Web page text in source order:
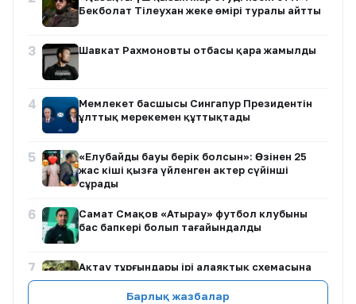
Бекболат Тілеухан жеке өмірі туралы айтты
3 Шавкат Рахмоновтың отбасы қара жамылды
4
Мемлекет басшысы Сингапур Президентін
ұлттық мерекемен құттықтады
5
«Елубайдың бауы берік болсын»: Өзінен 25
жас кіші қызға үйленген актер сүйінші
сұрады
6
Самат Смақов «Атырау» футбол клубының
бас бапкері болып тағайындалды
7
Ақтау тұрғындары ірі алаяқтық схемасына
қатысты ұжымдық өтініш жолдады
Барлық жазбалар